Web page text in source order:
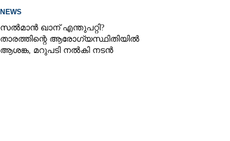
NEWS
സൽമാൻ ഖാന് എന്തുപറ്റി?
താരത്തിന്റെ ആരോഗ്യസ്ഥിതിയിൽ
ആശങ്ക, മറുപടി നൽകി നടൻ